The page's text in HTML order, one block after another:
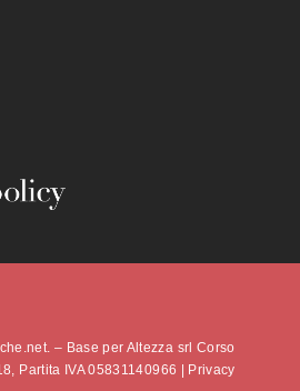
– Base per Altezza srl Corso
Partita IVA 05831140966 |
Privacy